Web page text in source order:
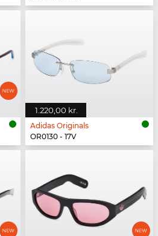
1.220,00 kr.
Adidas Originals
OR0130 - 17V